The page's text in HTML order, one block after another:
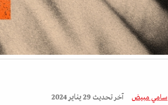
سامي مبيض آخر تحديث 29 يناير 2024